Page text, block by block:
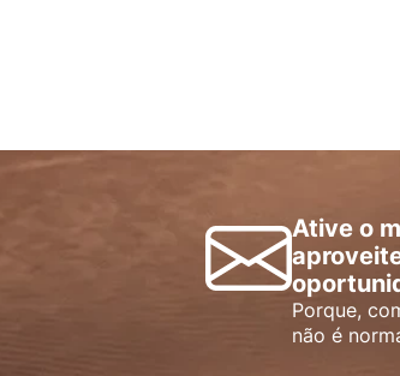
Ative o
Porque,
não é